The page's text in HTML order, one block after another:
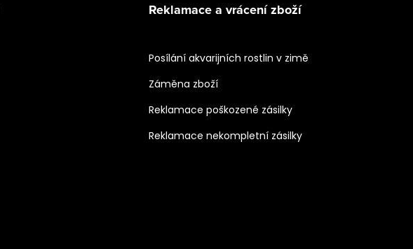
Reklamace a vrácení zboží
Posílání akvarijních rostlin v zimě
Záměna zboží
Reklamace poškozené zásilky
Reklamace nekompletní zásilky